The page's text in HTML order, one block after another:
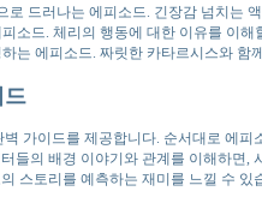
드러나는 에피소드. 긴장감 넘치는
소드. 체리의 행동에 대한 이유를 이
는 에피소드. 짜릿한 카타르시스와 함
드
가이드를 제공합니다. 순서대로 에
들의 배경 이야기와 관계를 이해하
스토리를 예측하는 재미를 느낄 수 있